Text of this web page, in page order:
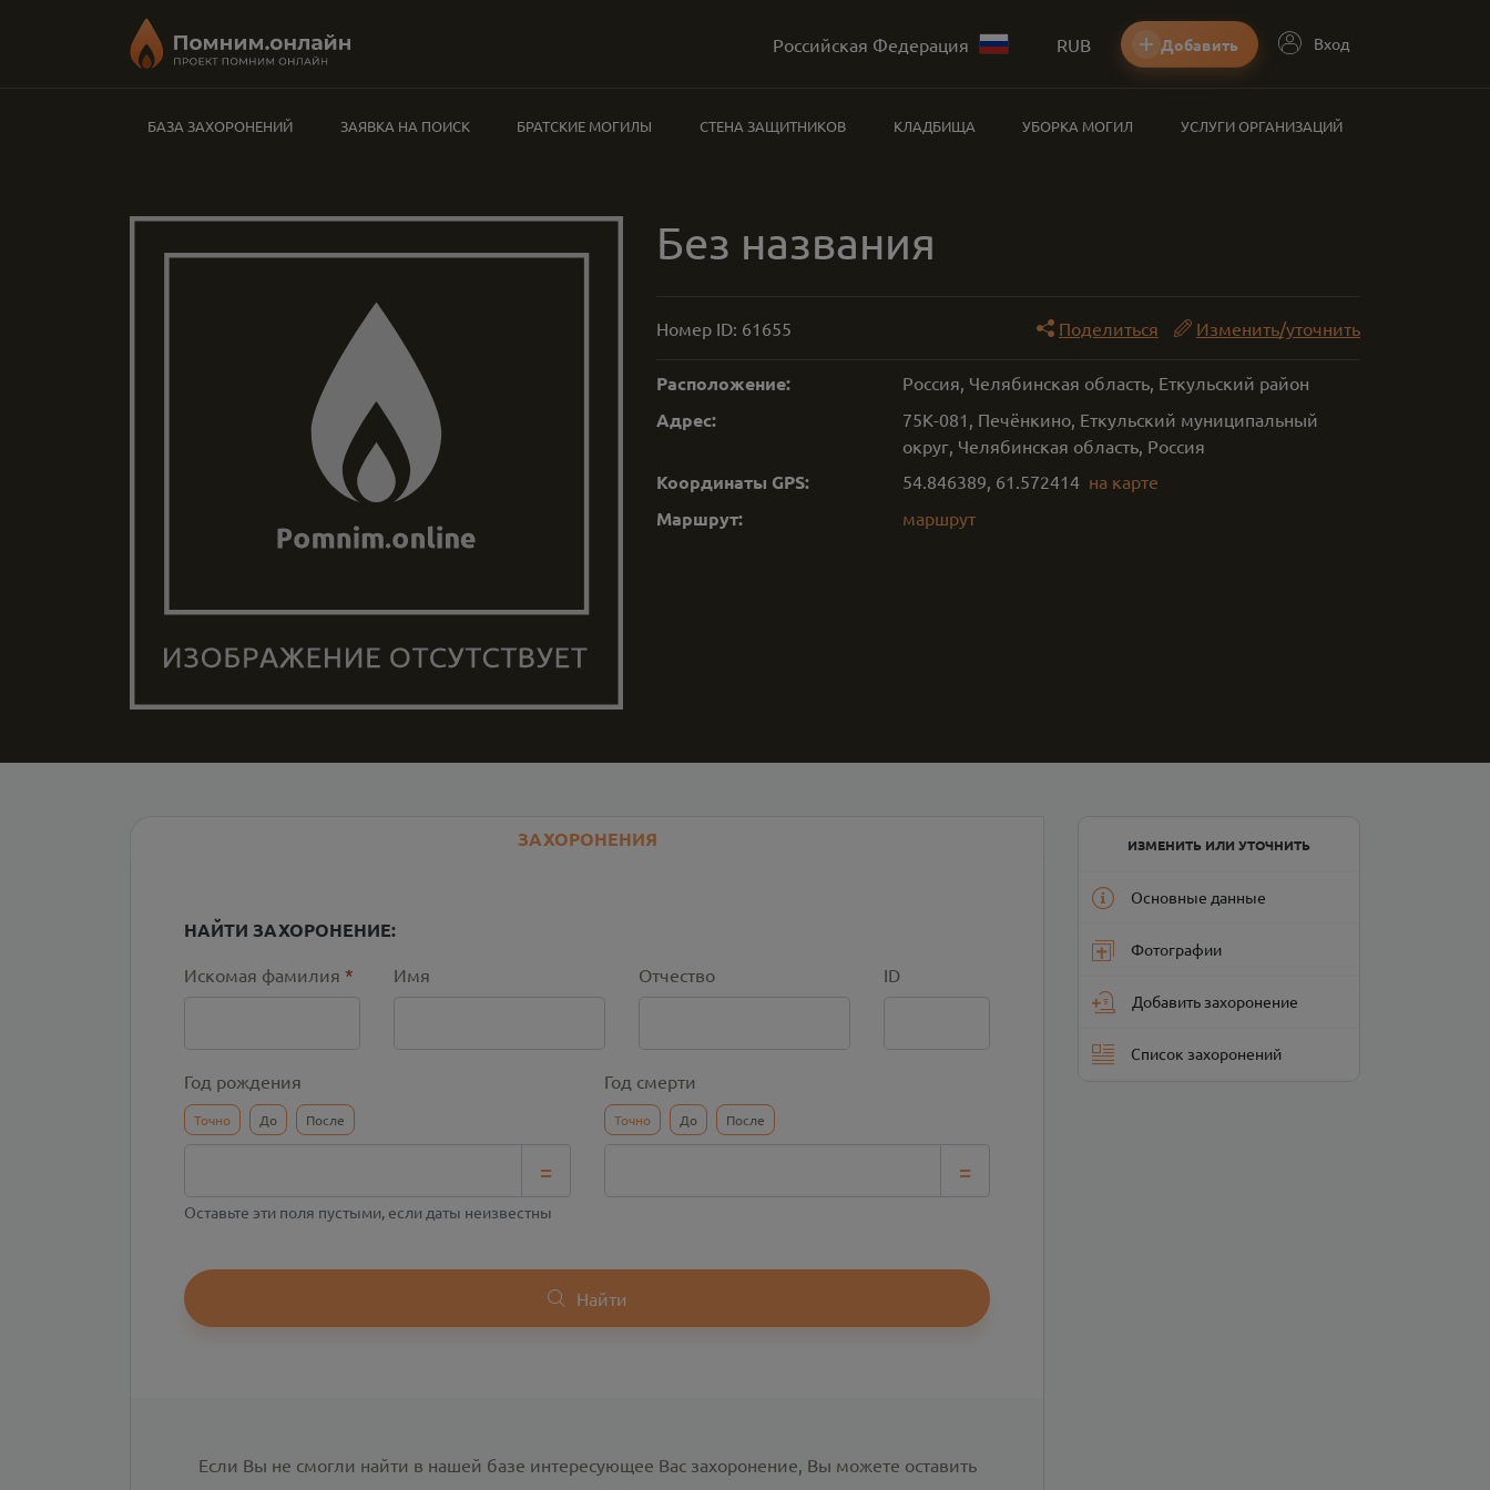
Российская Федерация RUB Добавить Вход
БАЗА ЗАХОРОНЕНИЙ ЗАЯВКА НА ПОИСК БРАТСКИЕ МОГИЛЫ СТЕНА ЗАЩИТНИКОВ КЛАДБИЩА УБОРКА МОГИЛ УСЛУГИ ОРГАНИЗАЦИЙ
Без названия
Номер ID: 61655 Поделиться Изменить/уточнить
Расположение: Россия, Челябинская область, Еткульский район
Адрес:
75К-081, Печёнкино, Еткульский муниципальный
округ, Челябинская область, Россия
Координаты GPS: 54.846389, 61.572414 на карте
Маршрут: маршрут
ЗАХОРОНЕНИЯ
НАЙТИ ЗАХОРОНЕНИЕ:
Искомая фамилия * Имя Отчество ID
Год рождения
Точно До После
=
Год смерти
Точно До После
=
Оставьте эти поля пустыми, если даты неизвестны
Найти
Если Вы не смогли найти в нашей базе интересующее Вас захоронение, Вы можете оставить
ИЗМЕНИТЬ ИЛИ УТОЧНИТЬ
Основные данные
Фотографии
Добавить захоронение
Список захоронений